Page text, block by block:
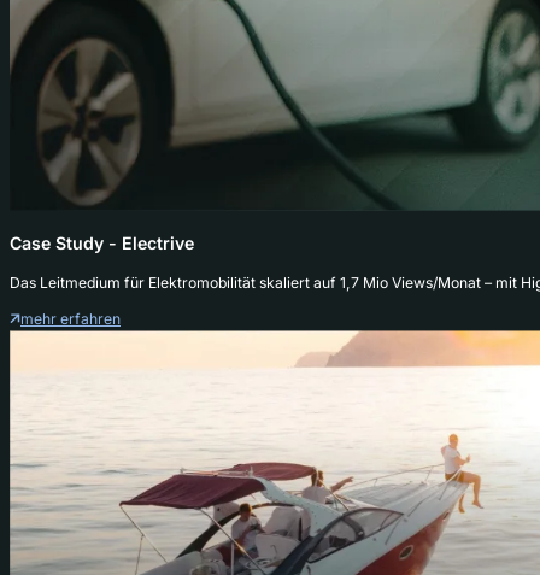
Case Study - Electrive
Das Leitmedium für Elektromobilität skaliert auf 1,7 Mio Views/Monat – mit
mehr erfahren